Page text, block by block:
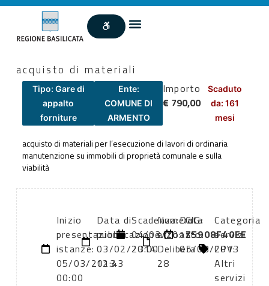
acquisto di materiali
Tipo: Gare di
appalto
forniture
Ente:
COMUNE DI
ARMENTO
Importo
€ 790,00
Scaduto
da: 161
mesi
acquisto di materiali per l’esecuzione di lavori di ordinaria
manutenzione su immobili di proprietà comunale e sulla
viabilità
Inizio
presentazione
istanze:
05/03/2013
00:00
Data di
pubblicazione:
03/02/2014
12:43
Scadenza:
04/03/2013
23:00
Numero
atto:
Delibera
28
Data
atto:
05/03/2013
CIG:
Z5908F40EE
Categoria
servizi
CPV:
Altri
servizi